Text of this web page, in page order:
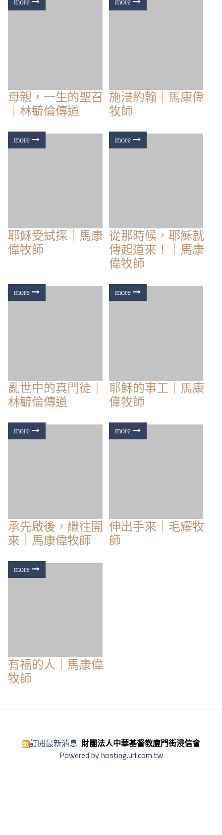
母親，一生的聖召
｜林毓倫傳道
施浸約翰｜馬康偉
牧師
耶穌受試探｜馬康
偉牧師
從那時候，耶穌就
傳起道來！｜馬康
偉牧師
亂世中的真門徒｜
林毓倫傳道
耶穌的事工｜馬康
偉牧師
承先啟後，繼往開
來｜馬康偉牧師
伸出手來｜毛耀牧
師
有福的人｜馬康偉
牧師
訂閱最新消息 財團法人中華基督教廈門街浸信會
Powered by hosting.url.com.tw